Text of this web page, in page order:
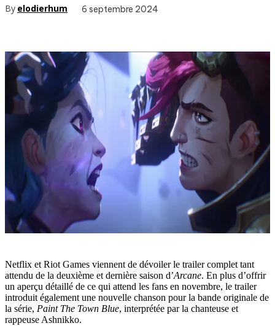
By elodierhum 6 septembre 2024
Netflix et Riot Games viennent de dévoiler le trailer complet tant
attendu de la deuxième et dernière saison d’Arcane. En plus d’offrir
un aperçu détaillé de ce qui attend les fans en novembre, le trailer
introduit également une nouvelle chanson pour la bande originale de
la série, Paint The Town Blue, interprétée par la chanteuse et
rappeuse Ashnikko.